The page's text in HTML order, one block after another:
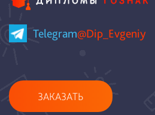
Telegram@Dip_Evgeniy
ЗАКАЗАТЬ